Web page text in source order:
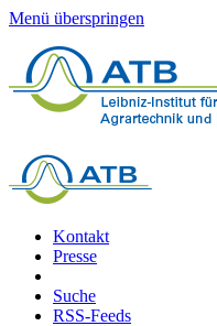
Menü überspringen
Kontakt
Presse
Suche
RSS-Feeds